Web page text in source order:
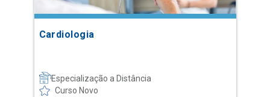
Cardiologia
Especialização a Distância
Curso Novo